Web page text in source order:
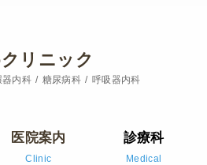
リニック
器内科 糖尿病科 呼吸器内科
医院案内
Clinic
診療科
Medical